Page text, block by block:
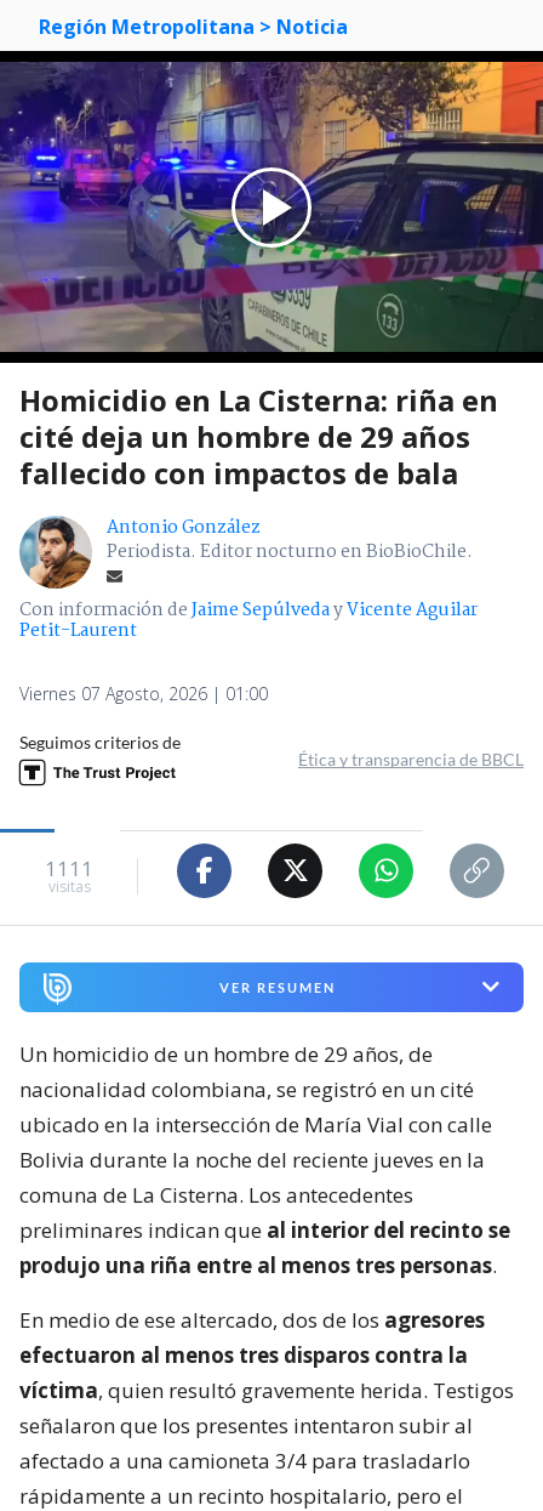
Región Metropolitana > Noticia
Homicidio en La Cisterna: riña en
cité deja un hombre de 29 años
fallecido con impactos de bala
Antonio González
Periodista. Editor nocturno en BioBioChile.
Con información deJaime SepúlvedayVicente Aguilar
Petit-Laurent
Viernes 07 Agosto, 2026 | 01:00
Seguimos criterios de
Ética y transparencia de BBCL
1111
visitas
VER RESUMEN
Un homicidio de un hombre de 29 años, de
nacionalidad colombiana, se registró en un cité
ubicado en la intersección de María Vial con calle
Bolivia durante la noche del reciente jueves en la
comuna de La Cisterna. Los antecedentes
preliminares indican que al interior del recinto se
produjo una riña entre al menos tres personas.
En medio de ese altercado, dos de los agresores
efectuaron al menos tres disparos contra la
víctima, quien resultó gravemente herida. Testigos
señalaron que los presentes intentaron subir al
afectado a una camioneta 3/4 para trasladarlo
rápidamente a un recinto hospitalario, pero el